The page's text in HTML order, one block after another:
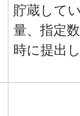
貯蔵して
量、指定
時に提出